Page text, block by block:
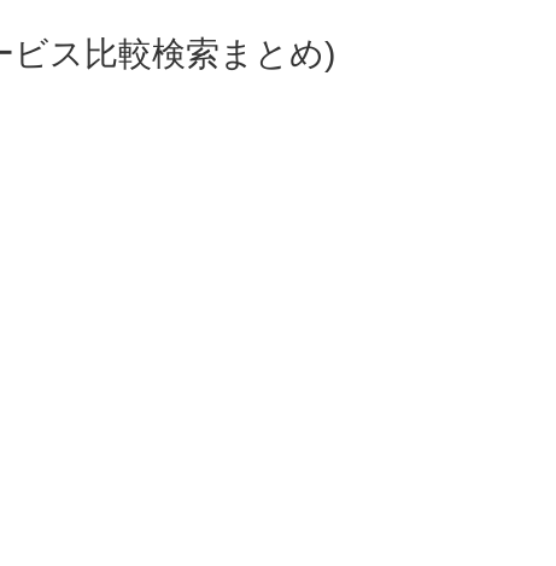
ビス比較検索まとめ)